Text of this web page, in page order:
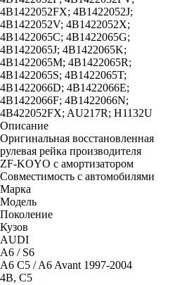
4B1422052FX; 4B1422052J;
4B1422052V; 4B1422052X;
4B1422065C; 4B1422065G;
4B1422065J; 4B1422065K;
4B1422065M; 4B1422065R;
4B1422065S; 4B1422065T;
4B1422066D; 4B1422066E;
4B1422066F; 4B1422066N;
4B422052FX; AU217R; H1132U
Описание
Оригинальная восстановленная
рулевая рейка производителя
ZF-KOYO с амортизатором
Совместимость с автомобилями
Марка
Модель
Поколение
Кузов
AUDI
A6 / S6
A6 C5 / A6 Avant 1997-2004
4B, C5